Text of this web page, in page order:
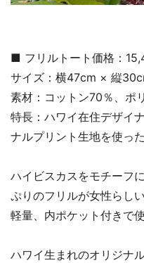
■ フリルトート価格：
サイズ：横47cm × 縦
素材：コットン70％、ポ
特長：ハワイ在住デザイ
ナルプリント生地を使っ
ハイビスカスをモチーフ
ぷりのフリルが女性らし
軽量、内ポケット付きで
ハワイ生まれのオリジナ